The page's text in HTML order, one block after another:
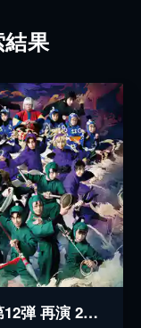
結果
ミュージカル「忍たま乱太郎」第12弾 再演 2022～まさかの共闘！？大作戦！！～